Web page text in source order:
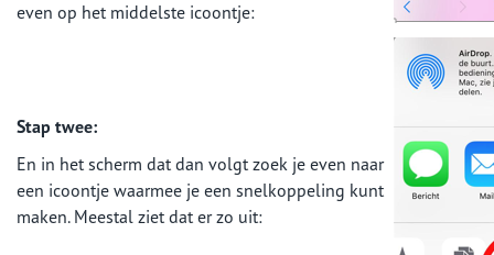
even op het middelste icoontje:
Stap twee:
En in het scherm dat dan volgt zoek je even naar
een icoontje waarmee je een snelkoppeling kunt
maken. Meestal ziet dat er zo uit: